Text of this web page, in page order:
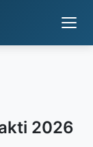
2026